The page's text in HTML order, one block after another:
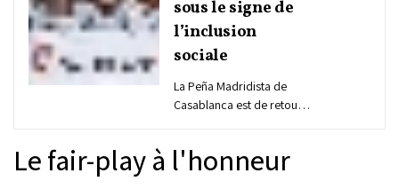
sous le signe de
l’inclusion
sociale
La Peña Madridista de
Casablanca est de retour.
Chambre de commerce
Le fair-play à l'honneur